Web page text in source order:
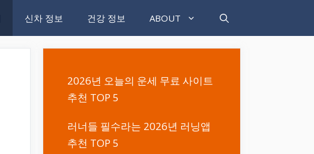
신차 정보 건강 정보 ABOUT
2026년 오늘의 운세 무료 사이트
추천 TOP 5
러너들 필수라는 2026년 러닝앱
추천 TOP 5